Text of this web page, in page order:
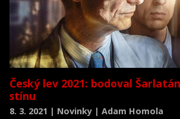
Český lev 2021: bodoval
stínu
8. 3. 2021 | Novinky | Adam Homola